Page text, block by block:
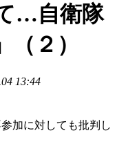
…自衛隊
２）
13:44
加に対しても批判し